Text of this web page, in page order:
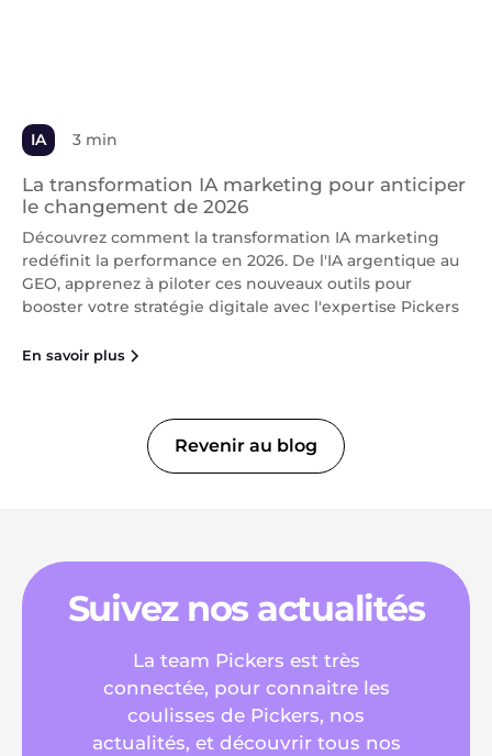
IA 3 min
La transformation IA marketing pour anticiper
le changement de 2026
Découvrez comment la transformation IA marketing
redéfinit la performance en 2026. De l'IA argentique au
GEO, apprenez à piloter ces nouveaux outils pour
booster votre stratégie digitale avec l'expertise Pickers
En savoir plus
Revenir au blog
Suivez nos actualités
La team Pickers est très
connectée, pour connaitre les
coulisses de Pickers, nos
actualités, et découvrir tous nos